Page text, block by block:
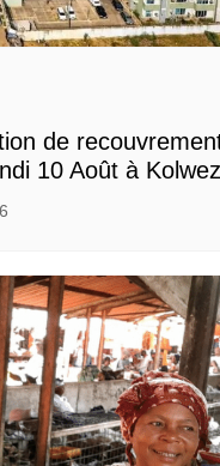
de
10 Août à